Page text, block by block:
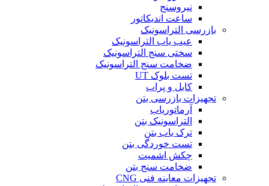
نیروسنج
ساعت اندیکاتور
بازرسی التراسونیک
عیب یاب التراسونیک
سختی سنج التراسونیک
ضخامت سنج التراسونیک
تست بلوک UT
کابل و پراب
تجهیزات بازرسی بتن
آرماتوریاب
التراسونیک بتن
ترک یاب بتن
تست خوردگی بتن
چکش اشمیت
ضخامت سنج بتن
تجهیزات معاینه فنی CNG